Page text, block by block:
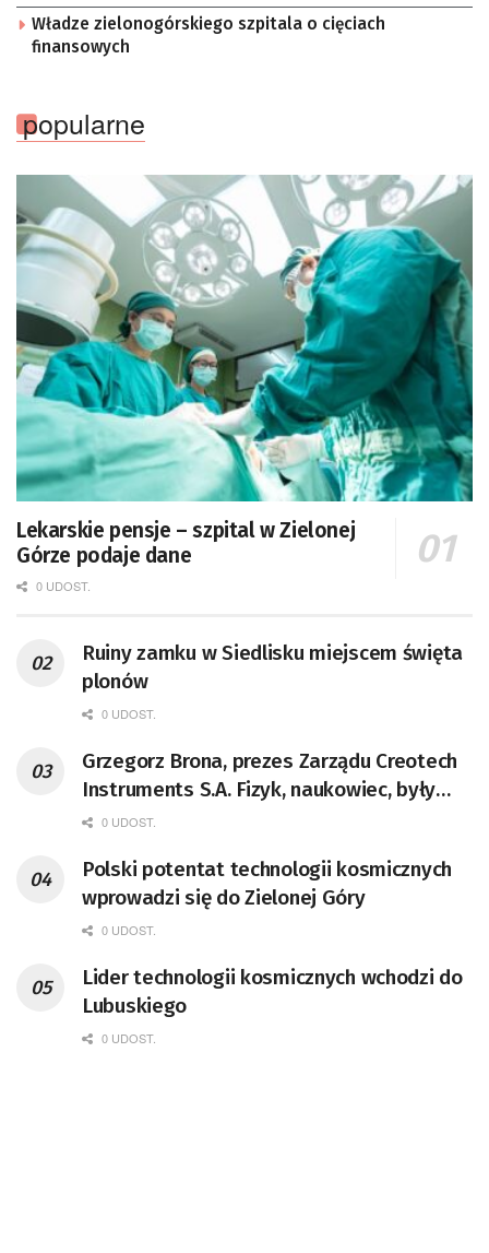
Władze zielonogórskiego szpitala o cięciach
finansowych
popularne
Lekarskie pensje – szpital w Zielonej
Górze podaje dane
0 UDOST.
Ruiny zamku w Siedlisku miejscem święta
plonów
0 UDOST.
Grzegorz Brona, prezes Zarządu Creotech
Instruments S.A. Fizyk, naukowiec, były
pracownik CERN w Genewie,
doktor habilitowany nauk fizycznych,
koordynator Rady Sektorowej ds.
Kompetencji Przemysłu Lotniczo-
Badań Kosmicznych i Satelitarnych PAN.
0 UDOST.
Polski potentat technologii kosmicznych
wprowadzi się do Zielonej Góry
0 UDOST.
Lider technologii kosmicznych wchodzi do
Lubuskiego
0 UDOST.